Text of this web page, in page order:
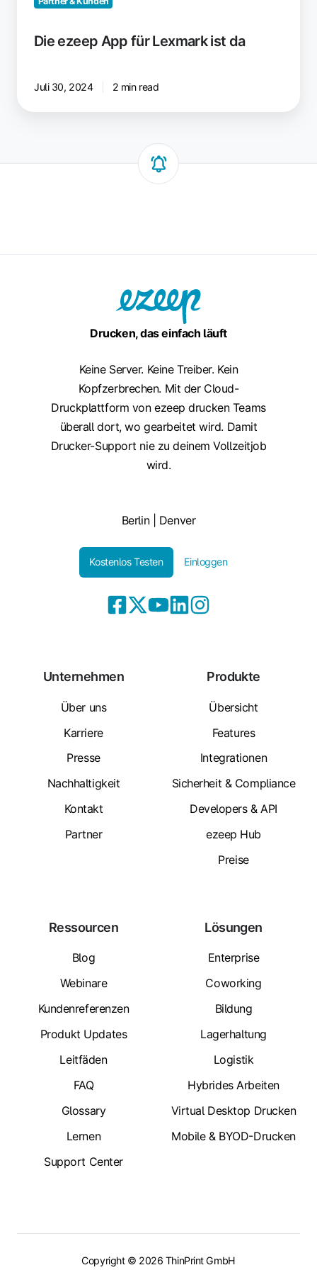
Die ezeep App für Lexmark ist da
Juli 30, 2024 2 min read
Drucken, das einfach läuft
Keine Server. Keine Treiber. Kein
Kopfzerbrechen. Mit der Cloud-
Druckplattform von ezeep drucken Teams
überall dort, wo gearbeitet wird. Damit
Drucker-Support nie zu deinem Vollzeitjob
wird.
Berlin | Denver
Kostenlos Testen Einloggen
Unternehmen
Über uns
Karriere
Presse
Nachhaltigkeit
Kontakt
Partner
Produkte
Übersicht
Features
Integrationen
Sicherheit & Compliance
Developers & API
ezeep Hub
Preise
Ressourcen
Blog
Webinare
Kundenreferenzen
Produkt Updates
Leitfäden
FAQ
Glossary
Lernen
Support Center
Lösungen
Enterprise
Coworking
Bildung
Lagerhaltung
Logistik
Hybrides Arbeiten
Virtual Desktop Drucken
Mobile & BYOD-Drucken
Copyright © 2026 ThinPrint GmbH